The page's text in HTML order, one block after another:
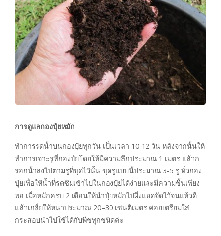
การดูแลกองปุ๋ยหมัก
ทำการรดน้ำบนกองปุ๋ยทุกวัน เป็นเวลา 10-12 วัน หลังจากนั้นให้
ทำการเจาะรูที่กองปุ๋ยโดยให้มีความลึกประมาณ 1 เมตร แล้วก
รอกน้ำลงไปตามรูที่ขุดไว้นั้น ขุดรูแบบนี้ประมาณ 3-5 รู ทั่วกอง
ปุ่ยเพื่อให้น้ำที่รดซึมเข้าไปในกองปุ๋ยได้ง่ายและมีความชื้นเพียง
พอ เมื่อหมักครบ 2 เดือนให้นำปุ๋ยหมักไปผึ่งแดดจัดไว้จนแห้วดี
แล้วเกลี่ยให้หนาประมาณ 20–30 เซนติเมตร ค่อยเตรียมใส่
กระสอบนำไปใช้ได้กับพืชทุกชนิดค่ะ